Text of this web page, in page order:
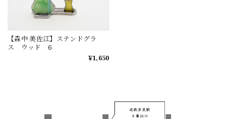
【森中 美佐江】ステンドグラ
ス ウッド 6
¥1,650